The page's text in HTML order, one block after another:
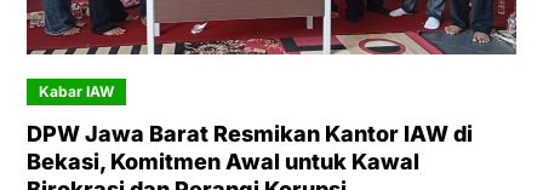
Kabar IAW
DPW Jawa Barat Resmikan Kantor IAW di
Bekasi, Komitmen Awal untuk Kawal